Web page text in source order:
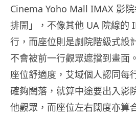
Cinema Yoho Mall IMAX 影
排開」，不像其他 UA 院線的
行，而座位則是劇院階級式設
不會被前一行觀眾遮擋到畫面
座位舒適度，艾域個人認同每
確夠闊落，就算中途要出入影
他觀眾，而座位左右闊度亦算